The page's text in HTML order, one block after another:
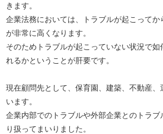
きます。
企業法務においては、トラブルが起こって
が非常に高くなります。
そのためトラブルが起こっていない状況で如
れるかということが肝要です。
現在顧問先として、保育園、建築、不動産
います。
企業内部でのトラブルや外部企業とのトラブ
り扱ってまいりました。